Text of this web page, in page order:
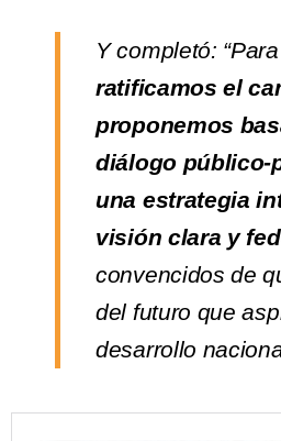
Y completó:
ratificamos el
proponemos
diálogo público-
una estrategia
visión clara y
convencidos de
del futuro que
desarrollo